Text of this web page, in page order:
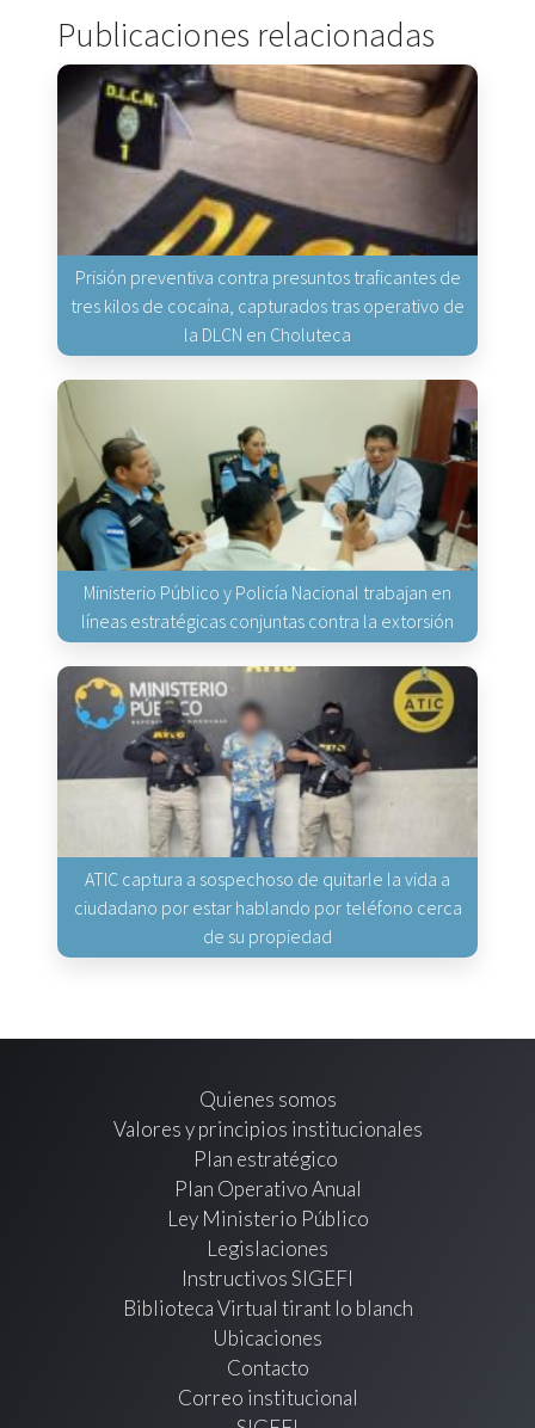
Publicaciones relacionadas
Prisión preventiva contra presuntos traficantes de
tres kilos de cocaína, capturados tras operativo de
la DLCN en Choluteca
Ministerio Público y Policía Nacional trabajan en
líneas estratégicas conjuntas contra la extorsión
ATIC captura a sospechoso de quitarle la vida a
ciudadano por estar hablando por teléfono cerca
de su propiedad
Quienes somos
Valores y principios institucionales
Plan estratégico
Plan Operativo Anual
Ley Ministerio Público
Legislaciones
Instructivos SIGEFI
Biblioteca Virtual tirant lo blanch
Ubicaciones
Contacto
Correo institucional